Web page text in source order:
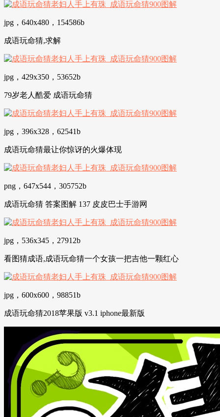
jpg，640x480，154586b
成语玩命猜,求解
jpg，429x350，53652b
79岁老人酷爱 成语玩命猜
jpg，396x328，62541b
成语玩命猜最让你惊讶的火爆体现
png，647x544，305752b
成语玩命猜 答案图解 137 皮皮巴士手游网
jpg，536x345，27912b
看图猜成语,成语玩命猜一个女孩一把吉他一颗红心
jpg，600x600，98851b
成语玩命猜2018苹果版 v3.1 iphone最新版